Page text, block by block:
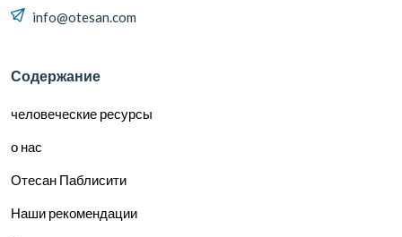
info@otesan.com
Содержание
человеческие ресурсы
о нас
Отесан Паблисити
Наши рекомендации